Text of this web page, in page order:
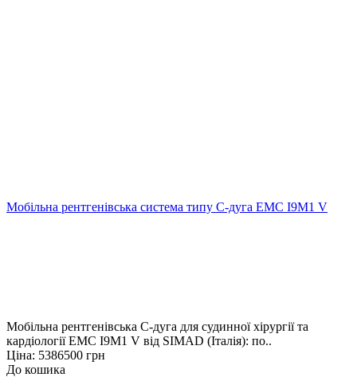
Мобільна рентгенівська система типу С-дуга EMC I9M1 V
Мобільна рентгенівська С-дуга для судинної хірургії та
кардіології EMC I9M1 V від SIMAD (Італія): по..
Ціна: 5386500 грн
До кошика